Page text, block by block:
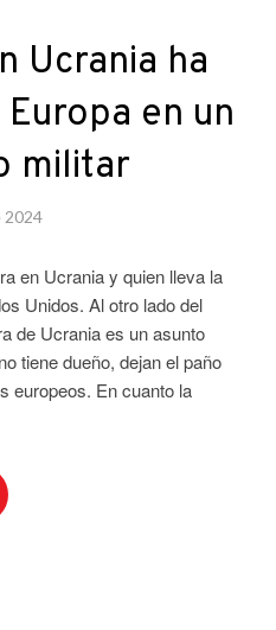
Ucrania ha
en un
militar
2024
en Ucrania y quien lleva la
Unidos. Al otro lado del
de Ucrania es un asunto
tiene dueño, dejan el paño
europeos. En cuanto la